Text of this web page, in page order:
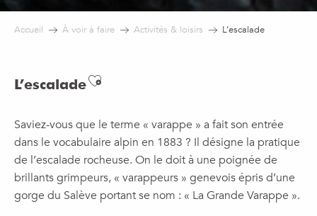
Accueil À voir à faire Activités & loisirs L’escalade
L’escaladeAjouter aux favoris
Saviez-vous que le terme « varappe » a fait son entrée
dans le vocabulaire alpin en 1883 ? Il désigne la pratique
de l’escalade rocheuse. On le doit à une poignée de
brillants grimpeurs, « varappeurs » genevois épris d’une
gorge du Salève portant se nom : « La Grande Varappe ».